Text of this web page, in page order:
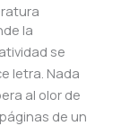
la
se
letra. Nada
al olor de
de un